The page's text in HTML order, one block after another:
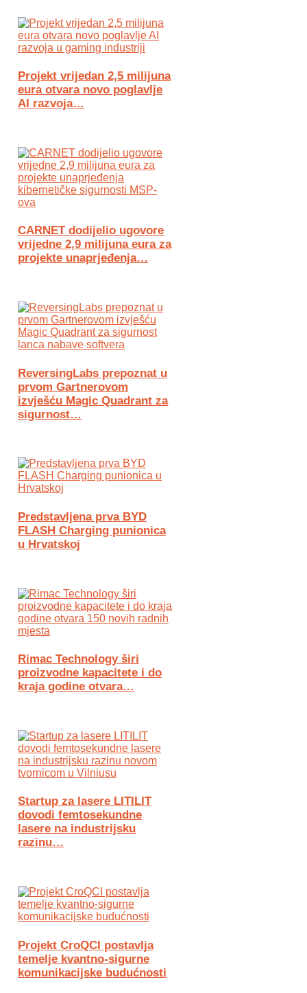
Projekt vrijedan 2,5 milijuna
eura otvara novo poglavlje
AI razvoja…
CARNET dodijelio ugovore
vrijedne 2,9 milijuna eura za
projekte unaprjeđenja…
ReversingLabs prepoznat u
prvom Gartnerovom
izvješću Magic Quadrant za
sigurnost…
Predstavljena prva BYD
FLASH Charging punionica
u Hrvatskoj
Rimac Technology širi
proizvodne kapacitete i do
kraja godine otvara…
Startup za lasere LITILIT
dovodi femtosekundne
lasere na industrijsku
razinu…
Projekt CroQCI postavlja
temelje kvantno-sigurne
komunikacijske budućnosti